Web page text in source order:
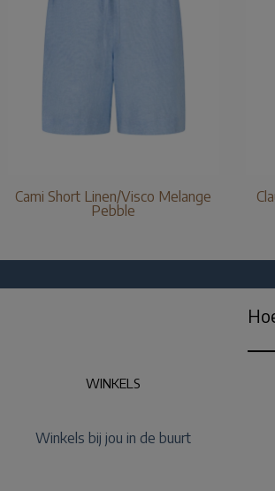
Cami Short Linen/Visco Melange
Pebble
WINKELS
Winkels bij jou in de buurt